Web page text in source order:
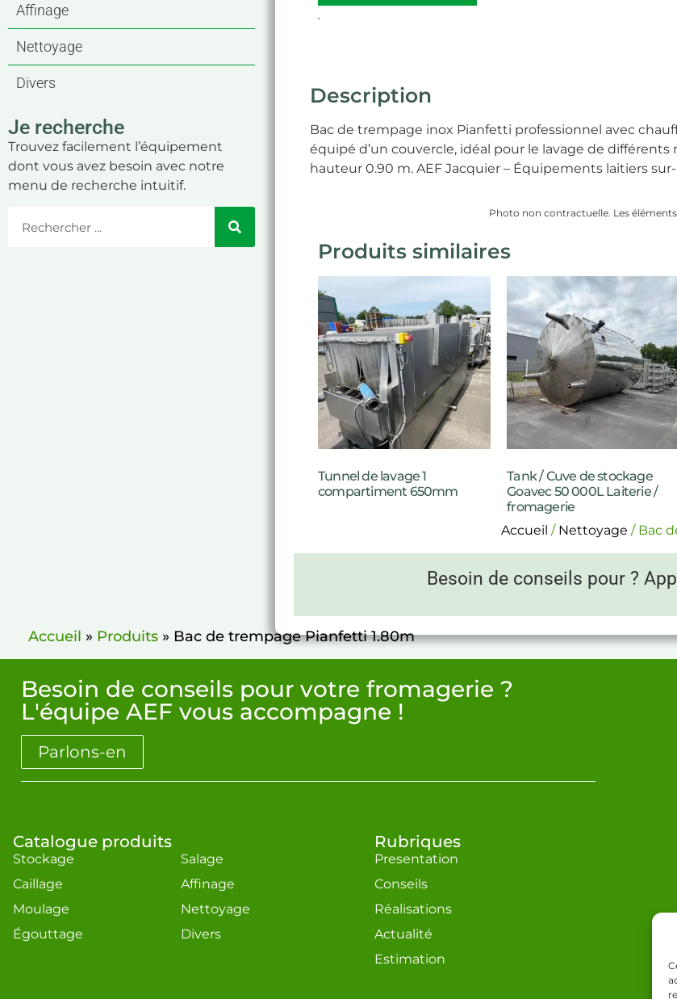
Affinage
Nettoyage
Divers
Je recherche
Trouvez facilement l’équipement
dont vous avez besoin avec notre
menu de recherche intuitif.
.
Description
Bac de trempage inox Pianfetti professionnel avec
équipé d’un couvercle, idéal pour le lavage de
hauteur 0.90 m. AEF Jacquier – Équipements laitiers
Photo non contractuelle. Les
Produits similaires
Tunnel de lavage 1
compartiment 650mm
Tank / Cuve de stockage
Goavec 50 000L Laiterie /
fromagerie
Accueil / Nettoyage / Bac
Besoin de conseils pour ?
Accueil » Produits » Bac de trempage Pianfetti 1.80m
Besoin de conseils pour votre fromagerie ?
L'équipe AEF vous accompagne !
Parlons-en
Catalogue produits
Stockage
Caillage
Moulage
Égouttage
Salage
Affinage
Nettoyage
Divers
Rubriques
Presentation
Conseils
Réalisations
Actualité
Estimation